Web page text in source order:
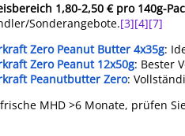
1,80-2,50 € pro 140g-
Sonderangebote.[3][4][7]
Zero Peanut Butter 4x35g:
Zero Peanut 12x50g: Bester
Peanutbutter Zero:
MHD >6 Monate, prüfen